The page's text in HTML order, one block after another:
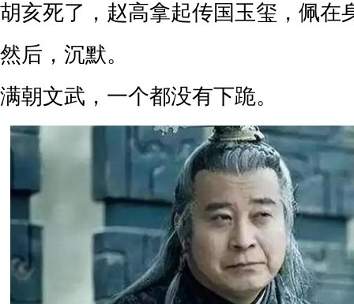
胡亥死了，赵高拿起传国玉玺，佩在
然后，沉默。
满朝文武，一个都没有下跪。